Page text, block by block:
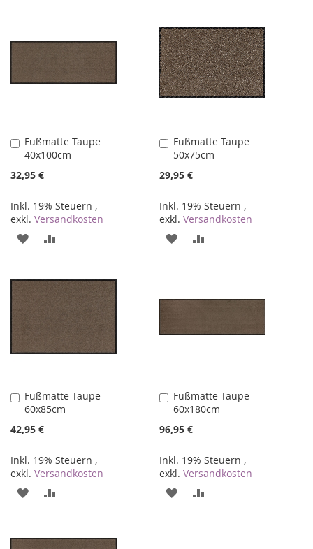
HINZUFÜGEN
HINZUFÜGEN
Fußmatte Taupe
40x100cm
32,95 €
Inkl. 19% Steuern ,
exkl. Versandkosten
In
den
Warenkorb
ZUR
HINZUFÜGEN
HINZUFÜGEN
Fußmatte Taupe
50x75cm
29,95 €
Inkl. 19% Steuern ,
exkl.Versandkosten
In
den
Warenkorb
ZUR
Fußmatte Taupe
60x85cm
42,95 €
Inkl. 19% Steuern ,
exkl. Versandkosten
In
den
Warenkorb
ZUR
HINZUFÜGEN
HINZUFÜGEN
Fußmatte Taupe
60x180cm
96,95 €
Inkl. 19% Steuern ,
exkl.Versandkosten
In
den
Warenkorb
ZUR